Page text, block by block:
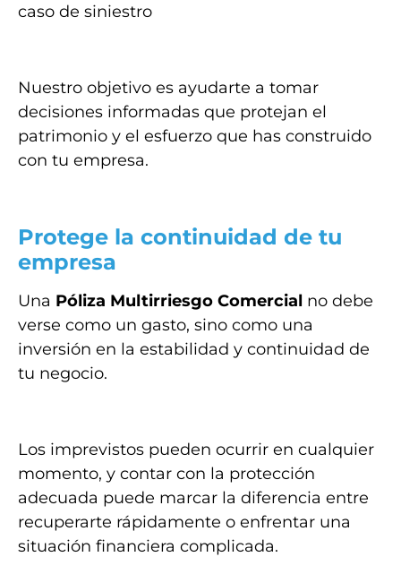
caso de siniestro
Nuestro objetivo es ayudarte a tomar
decisiones informadas que protejan el
patrimonio y el esfuerzo que has construido
con tu empresa.
Protege la continuidad de tu
empresa
Una Póliza Multirriesgo Comercial no debe
verse como un gasto, sino como una
inversión en la estabilidad y continuidad de
tu negocio.
Los imprevistos pueden ocurrir en cualquier
momento, y contar con la protección
adecuada puede marcar la diferencia entre
recuperarte rápidamente o enfrentar una
situación financiera complicada.